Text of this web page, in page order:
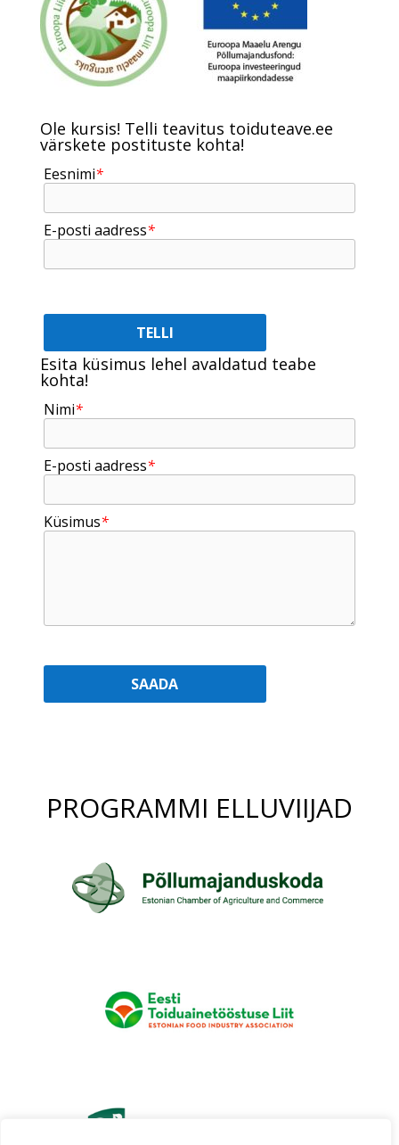
Ole kursis! Telli teavitus toiduteave.ee
värskete postituste kohta!
Eesnimi*
E-posti aadress*
Esita küsimus lehel avaldatud teabe
kohta!
Nimi*
E-posti aadress*
Küsimus*
PROGRAMMI ELLUVIIJAD